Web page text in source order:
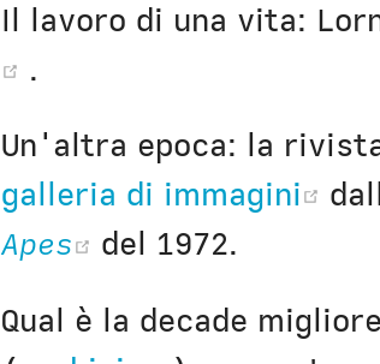
Il lavoro di una vita:
(opens new window)
.
Un'altra epoca: la
galleria di immagini
Apes
(opens new
del 1972.
Qual è la decade